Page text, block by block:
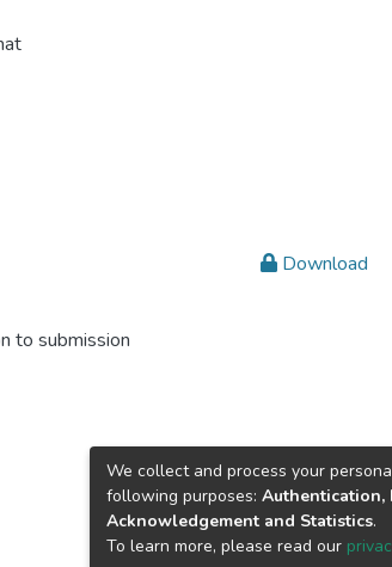
to submission
Download
We collect and process your
following purposes: Authentication,
Acknowledgement and Statistics.
To learn more, please read our